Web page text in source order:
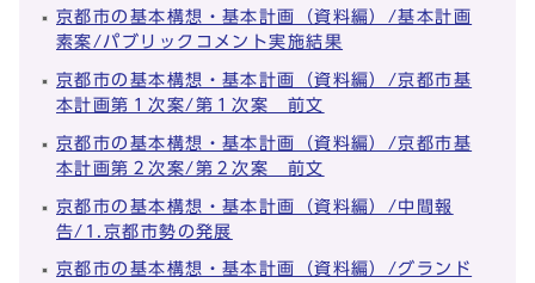
京都市の基本構想・基本計画（資料編）/基本計画
素案/パブリックコメント実施結果
京都市の基本構想・基本計画（資料編）/京都市基
本計画第１次案/第１次案 前文
京都市の基本構想・基本計画（資料編）/京都市基
本計画第２次案/第２次案 前文
京都市の基本構想・基本計画（資料編）/中間報
告/1.京都市勢の発展
京都市の基本構想・基本計画（資料編）/グランド